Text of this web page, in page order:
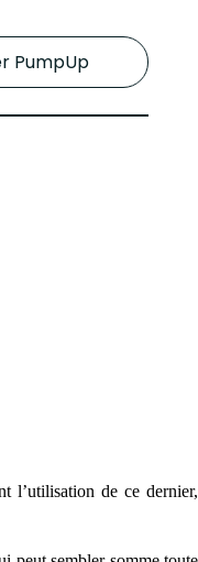
PumpUp
l’utilisation de ce dernier,